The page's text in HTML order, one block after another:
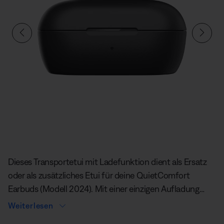
Dieses Transportetui mit Ladefunktion dient als Ersatz
oder als zusätzliches Etui für deine QuietComfort
Earbuds (Modell 2024). Mit einer einzigen Aufladung
kannst du bis zu 8,5 Stunden¹ Musik hören. Außerdem
Weiterlesen